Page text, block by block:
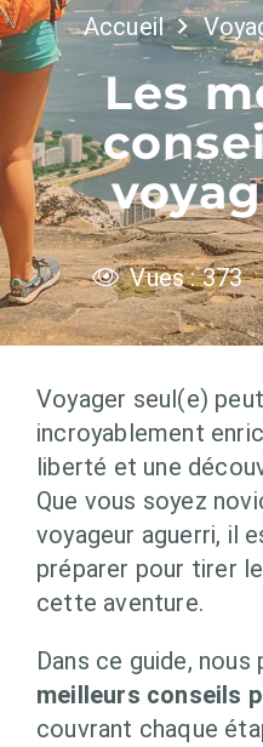
Accueil
Les
Vues :373
Voyager seul(e)
incroyablement
liberté et une
Que vous soyez
voyageur aguerri, il
préparer pour tirer
cette aventure.
Dans ce guide,
meilleurs conseils
couvrant chaque